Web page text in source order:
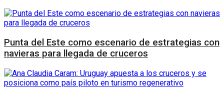
Punta del Este como escenario de estrategias con
navieras para llegada de cruceros